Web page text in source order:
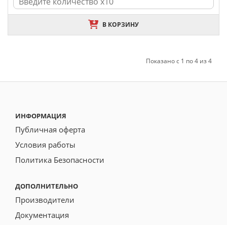
В КОРЗИНУ
Показано с 1 по 4 из 4
ИНФОРМАЦИЯ
Публичная оферта
Условия работы
Политика Безопасности
ДОПОЛНИТЕЛЬНО
Производители
Документация